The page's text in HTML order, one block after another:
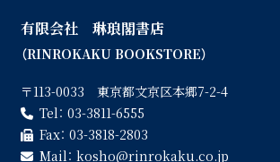
有限会社 琳琅閣書店
（RINROKAKU BOOKSTORE）
〒113-0033 東京都文京区本郷7-2-4
Tel： 03-3811-6555
Fax： 03-3818-2803
Mail： kosho
rinrokaku.co.jp